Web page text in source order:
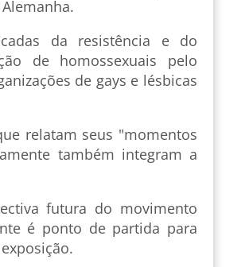
da resistência e do
de homossexuais pelo
de gays e lésbicas
relatam seus "momentos
também integram a
futura do movimento
é ponto de partida para